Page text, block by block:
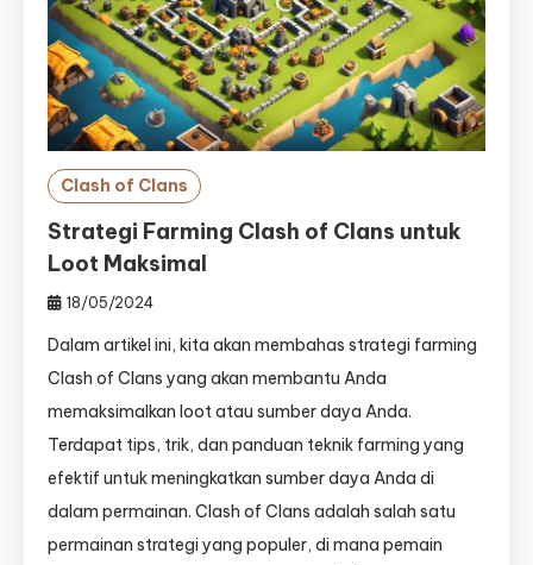
Clash of Clans
Strategi Farming Clash of Clans untuk
Loot Maksimal
18/05/2024
Dalam artikel ini, kita akan membahas strategi farming
Clash of Clans yang akan membantu Anda
memaksimalkan loot atau sumber daya Anda.
Terdapat tips, trik, dan panduan teknik farming yang
efektif untuk meningkatkan sumber daya Anda di
dalam permainan. Clash of Clans adalah salah satu
permainan strategi yang populer, di mana pemain